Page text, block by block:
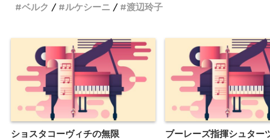
ベルク
ルケシーニ 渡辺玲子
ショスタコーヴィチの無限
ブーレーズ指揮シュター